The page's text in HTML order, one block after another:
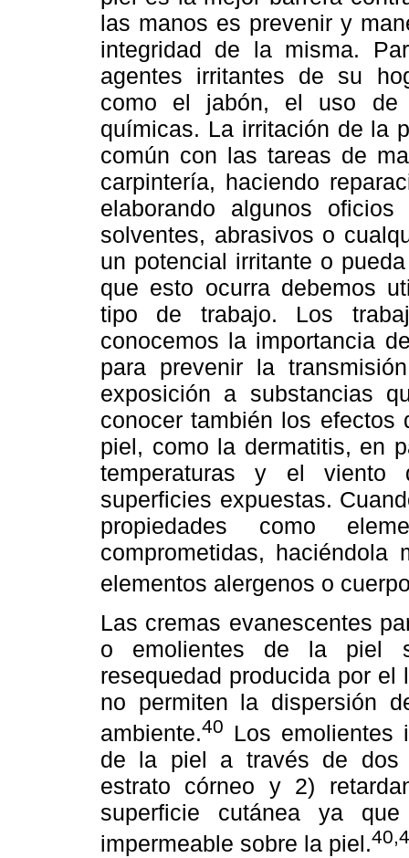
las manos es prevenir y
integridad de la misma.
agentes irritantes de su
como el jabón, el uso de
químicas. La irritación de la
común con las tareas de
carpintería, haciendo
elaborando algunos
solventes, abrasivos o
un potencial irritante o
que esto ocurra debemos
tipo de trabajo. Los
conocemos la importancia
para prevenir la
exposición a substancias
conocer también los
piel, como la dermatitis, en
temperaturas y el viento
superficies expuestas.
propiedades como
comprometidas,
elementos alergenos o
Las cremas evanescentes
o emolientes de la piel
resequedad producida por
no permiten la dispersión
ambiente.40
Los emolientes
de la piel a través de dos
estrato córneo y 2)
superficie cutánea ya
impermeable sobre la piel.